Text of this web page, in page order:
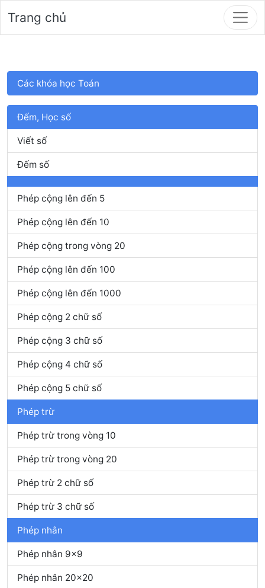
Trang chủ
Các khóa học Toán
Đếm, Học số
Viết số
Đếm số
Phép cộng lên đến 5
Phép cộng lên đến 10
Phép cộng trong vòng 20
Phép cộng lên đến 100
Phép cộng lên đến 1000
Phép cộng 2 chữ số
Phép cộng 3 chữ số
Phép cộng 4 chữ số
Phép cộng 5 chữ số
Phép trừ
Phép trừ trong vòng 10
Phép trừ trong vòng 20
Phép trừ 2 chữ số
Phép trừ 3 chữ số
Phép nhân
Phép nhân 9x9
Phép nhân 20x20